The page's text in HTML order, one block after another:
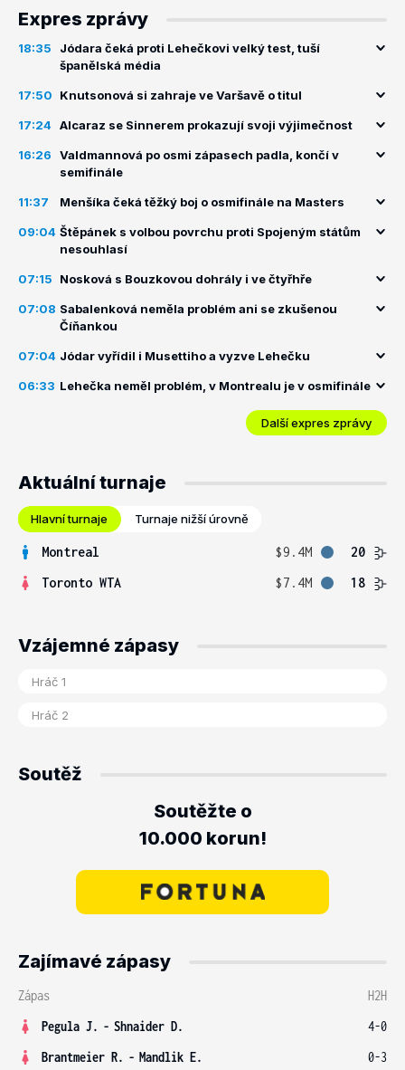
Expres zprávy
18:35
Jódara čeká proti Lehečkovi velký test, tuší
španělská média
17:50 Knutsonová si zahraje ve Varšavě o titul
17:24 Alcaraz se Sinnerem prokazují svoji výjimečnost
16:26
Valdmannová po osmi zápasech padla, končí v
semifinále
11:37 Menšíka čeká těžký boj o osmifinále na Masters
09:04 Štěpánek s volbou povrchu proti Spojeným státům
nesouhlasí
07:15 Nosková s Bouzkovou dohrály i ve čtyřhře
07:08 Sabalenková neměla problém ani se zkušenou
Číňankou
07:04 Jódar vyřídil i Musettiho a vyzve Lehečku
06:33 Lehečka neměl problém, v Montrealu je v osmifinále
Další expres zprávy
Aktuální turnaje
Hlavní turnaje Turnaje nižší úrovně
Montreal $9.4M
20
Toronto WTA
$7.4M 18
Vzájemné zápasy
Soutěž
Soutěžte o
10.000 korun!
Zajímavé zápasy
Zápas
H2H
Pegula J. - Shnaider D.
4-0
Brantmeier R. - Mandlik E.
0-3